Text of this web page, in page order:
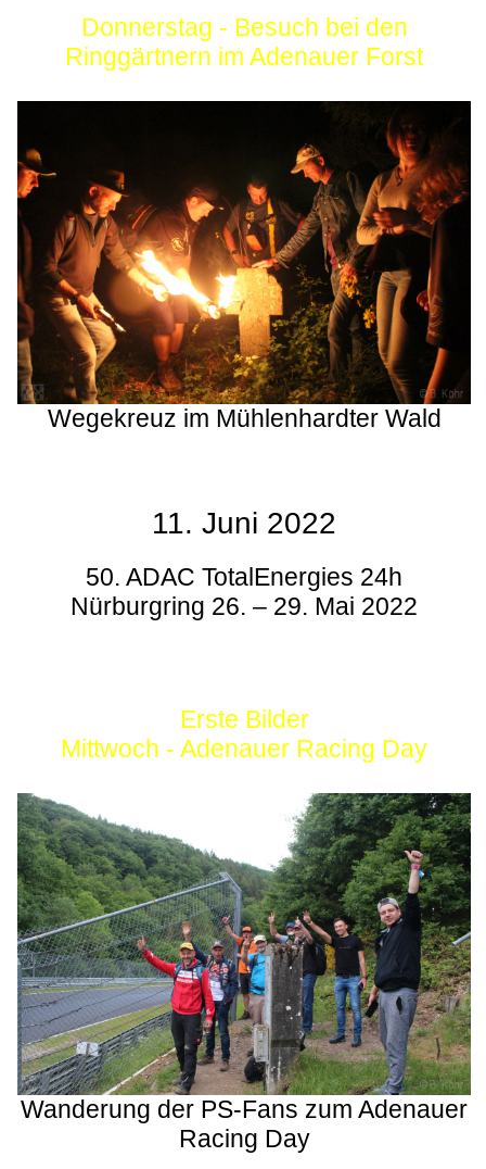
Donnerstag - Besuch bei den
Ringgärtnern im Adenauer Forst
Wegekreuz im Mühlenhardter Wald
11. Juni 2022
50. ADAC TotalEnergies 24h
Nürburgring 26. – 29. Mai 2022
Erste Bilder
Mittwoch - Adenauer Racing Day
Wanderung der PS-Fans zum Adenauer
Racing Day